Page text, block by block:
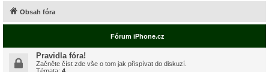
Obsah fóra
Fórum iPhone.cz
Pravidla fóra!
Začněte číst zde vše o tom jak přispívat do diskuzí.